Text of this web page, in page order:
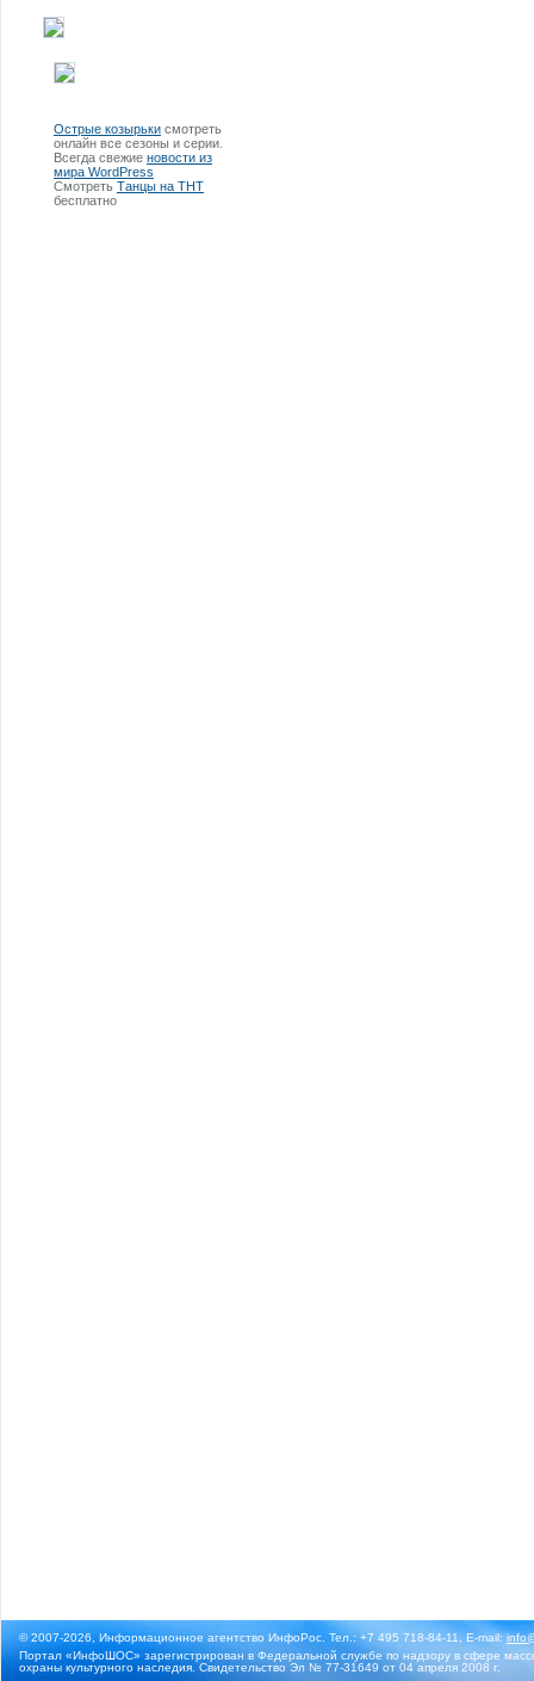
Острые козырьки смотреть
онлайн все сезоны и серии.
Всегда свежие новости из
мира WordPress
Смотреть Танцы на ТНТ
бесплатно
© 2007-2026, Информационное агентство ИнфоРос. Тел.: +7 495 718-84-11, E-mail:
Портал «ИнфоШОС» зарегистрирован в Федеральной службе по надзору в сфере
охраны культурного наследия. Свидетельство Эл № 77-31649 от 04 апреля 2008 г.